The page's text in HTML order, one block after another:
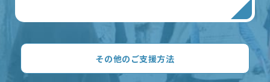
その他のご支援方法